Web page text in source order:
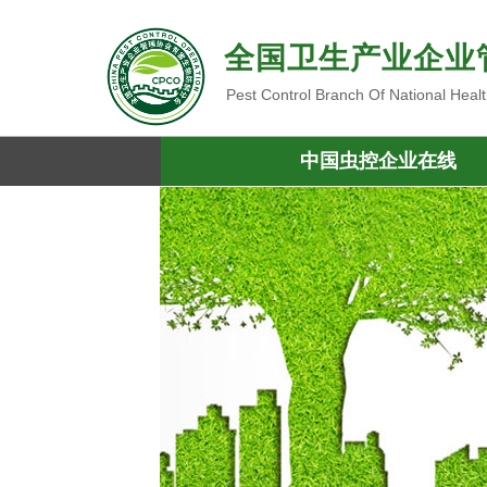
全国卫生产业企
Pest Control Branch Of National
中国虫控企业在线